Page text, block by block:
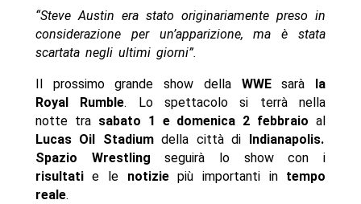
“Steve Austin era stato originariamente preso in
considerazione per un’apparizione, ma è stata
scartata negli ultimi giorni”.
Il prossimo grande show della WWEsarà
la
Royal Rumble. Lo spettacolo si terrà nella
notte tra sabato 1 e domenica 2 febbraioal
Lucas Oil Stadiumdella città di
Indianapolis.
Spazio Wrestling seguirà lo show con i
risultatie le notiziepiù importanti in tempo
reale.